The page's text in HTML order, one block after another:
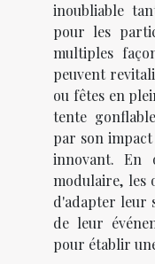
inoubliable
pour les
multiples
peuvent
ou fêtes en
tente
par son
innovant. En
modulaire, les
d'adapter leur
de leur
pour établir